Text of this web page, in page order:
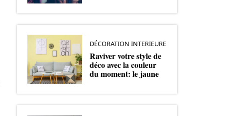
DÉCORATION INTERIEURE
Raviver votre style de
déco avec la couleur
du moment: le jaune